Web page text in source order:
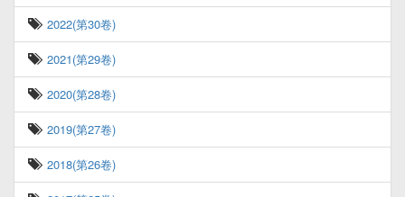
2022(第30卷)
2021(第29卷)
2020(第28卷)
2019(第27卷)
2018(第26卷)